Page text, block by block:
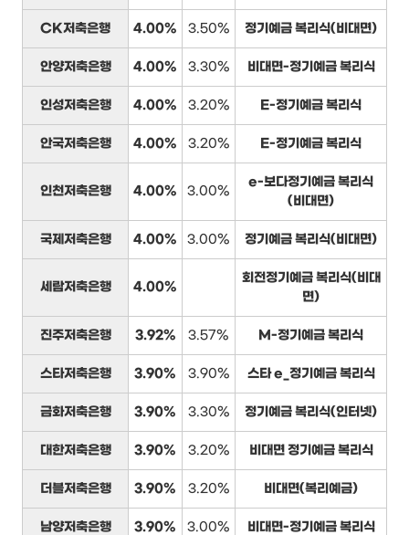
CK저축은행 4.00% 3.50% 정기예금 복리식(비대면)
안양저축은행 4.00% 3.30% 비대면-정기예금 복리식
인성저축은행 4.00% 3.20% E-정기예금 복리식
안국저축은행 4.00% 3.20% E-정기예금 복리식
인천저축은행 4.00% 3.00%
e-보다정기예금 복리식
(비대면)
국제저축은행 4.00% 3.00% 정기예금 복리식(비대면)
세람저축은행 4.00%
회전정기예금 복리식(비대
면)
진주저축은행 3.92% 3.57% M-정기예금 복리식
스타저축은행 3.90% 3.90% 스타 e_정기예금 복리식
금화저축은행 3.90% 3.30% 정기예금 복리식(인터넷)
대한저축은행 3.90% 3.20% 비대면 정기예금 복리식
더블저축은행 3.90% 3.20% 비대면(복리예금)
남양저축은행 3.90% 3.00% 비대면-정기예금 복리식